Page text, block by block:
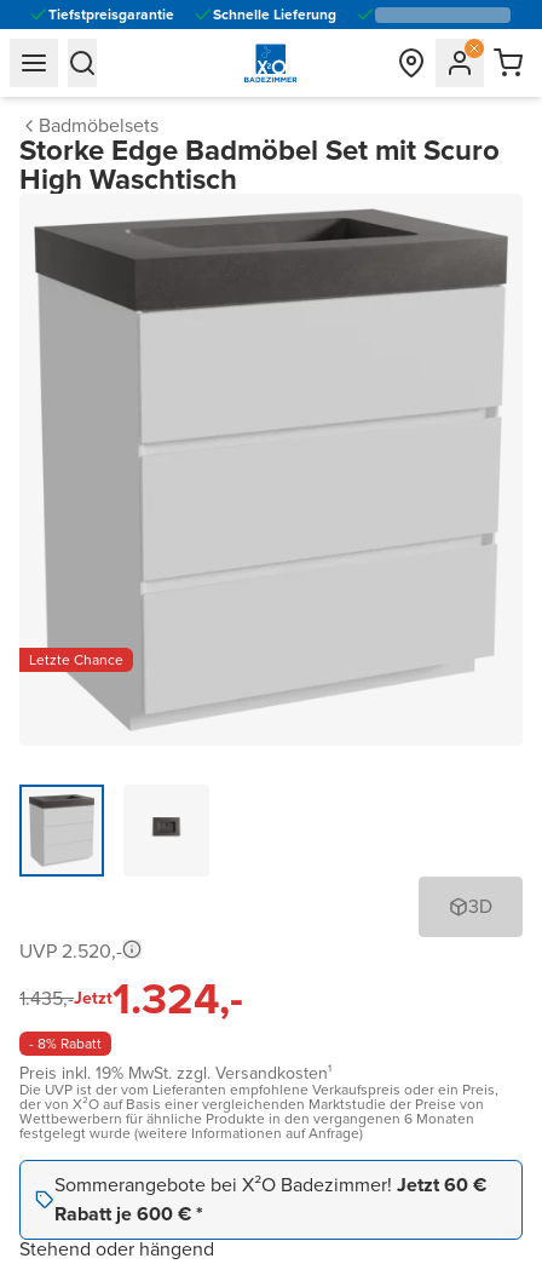
Tiefstpreisgarantie Schnelle Lieferung
general.navigation.toggle_menu.label
general.navigation.toggle_menu.label
Badmöbelsets
Storke Edge Badmöbel Set mit Scuro
High Waschtisch
Letzte Chance
3D
UVP 2.520,-
1.435,-Jetzt1.324,-
- 8% Rabatt
Preis inkl. 19% MwSt. zzgl. Versandkosten¹
Die UVP ist der vom Lieferanten empfohlene Verkaufspreis oder ein Preis,
der von X²O auf Basis einer vergleichenden Marktstudie der Preise von
Wettbewerbern für ähnliche Produkte in den vergangenen 6 Monaten
festgelegt wurde (weitere Informationen auf Anfrage)
Sommerangebote bei X²O Badezimmer! Jetzt 60 €
Rabatt je 600 € *
Stehend oder hängend